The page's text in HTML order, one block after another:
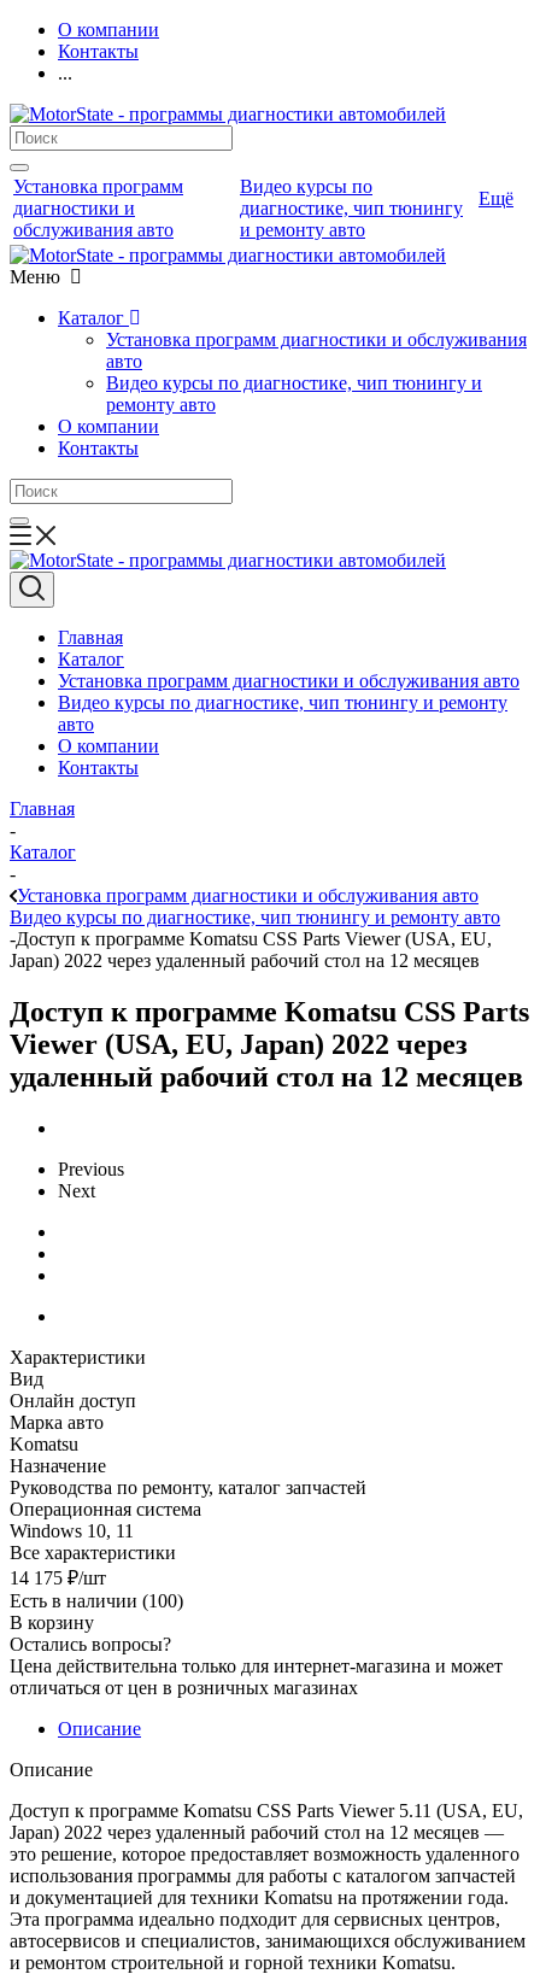
О компании
Контакты
...
Установка программ
диагностики и
обслуживания авто
Видео курсы по
диагностике, чип тюнингу
и ремонту авто
Ещё
Меню
Каталог
Установка программ диагностики и обслуживания
авто
Видео курсы по диагностике, чип тюнингу и
ремонту авто
О компании
Контакты
Главная
Каталог
Установка программ диагностики и обслуживания авто
Видео курсы по диагностике, чип тюнингу и ремонту
авто
О компании
Контакты
Главная
-
Каталог
-
Установка программ диагностики и обслуживания авто
Видео курсы по диагностике, чип тюнингу и ремонту авто
-Доступ к программе Komatsu CSS Parts Viewer (USA, EU,
Japan) 2022 через удаленный рабочий стол на 12 месяцев
Доступ к программе Komatsu CSS Parts
Viewer (USA, EU, Japan) 2022 через
удаленный рабочий стол на 12 месяцев
Previous
Next
Характеристики
Вид
Онлайн доступ
Марка авто
Komatsu
Назначение
Руководства по ремонту, каталог запчастей
Операционная система
Windows 10, 11
Все характеристики
14 175 ₽/шт
Есть в наличии (100)
В корзину
Остались вопросы?
Цена действительна только для интернет-магазина и может
отличаться от цен в розничных магазинах
Описание
Описание
Доступ к программе Komatsu CSS Parts Viewer 5.11 (USA, EU,
Japan) 2022 через удаленный рабочий стол на 12 месяцев —
это решение, которое предоставляет возможность удаленного
использования программы для работы с каталогом запчастей
и документацией для техники Komatsu на протяжении года.
Эта программа идеально подходит для сервисных центров,
автосервисов и специалистов, занимающихся обслуживанием
и ремонтом строительной и горной техники Komatsu.